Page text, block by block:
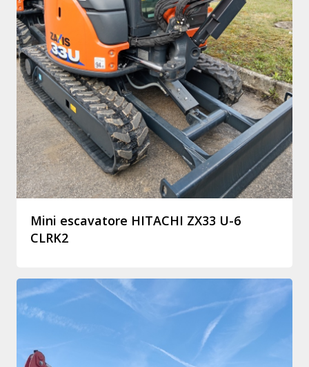
Mini escavatore HITACHI ZX33 U-6
CLRK2